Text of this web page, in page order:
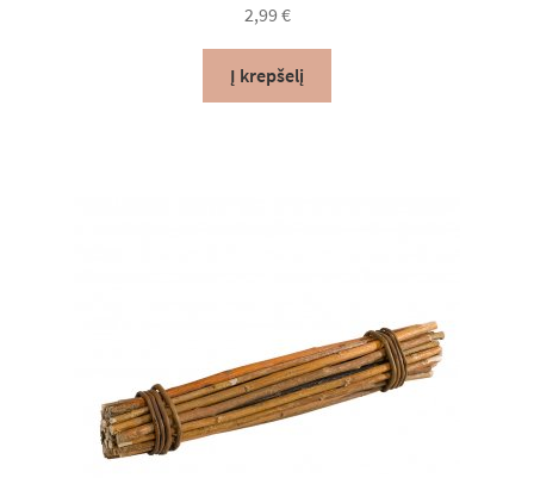
2,99 €
Į krepšelį